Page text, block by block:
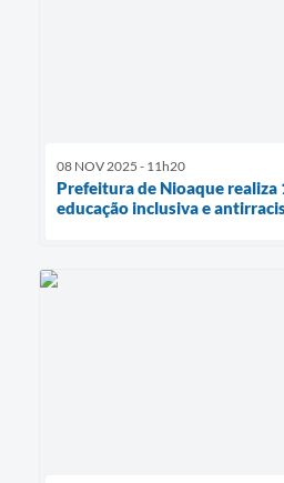
08 NOV 2025 - 11h20
Prefeitura de Nioaque realiza
educação inclusiva e